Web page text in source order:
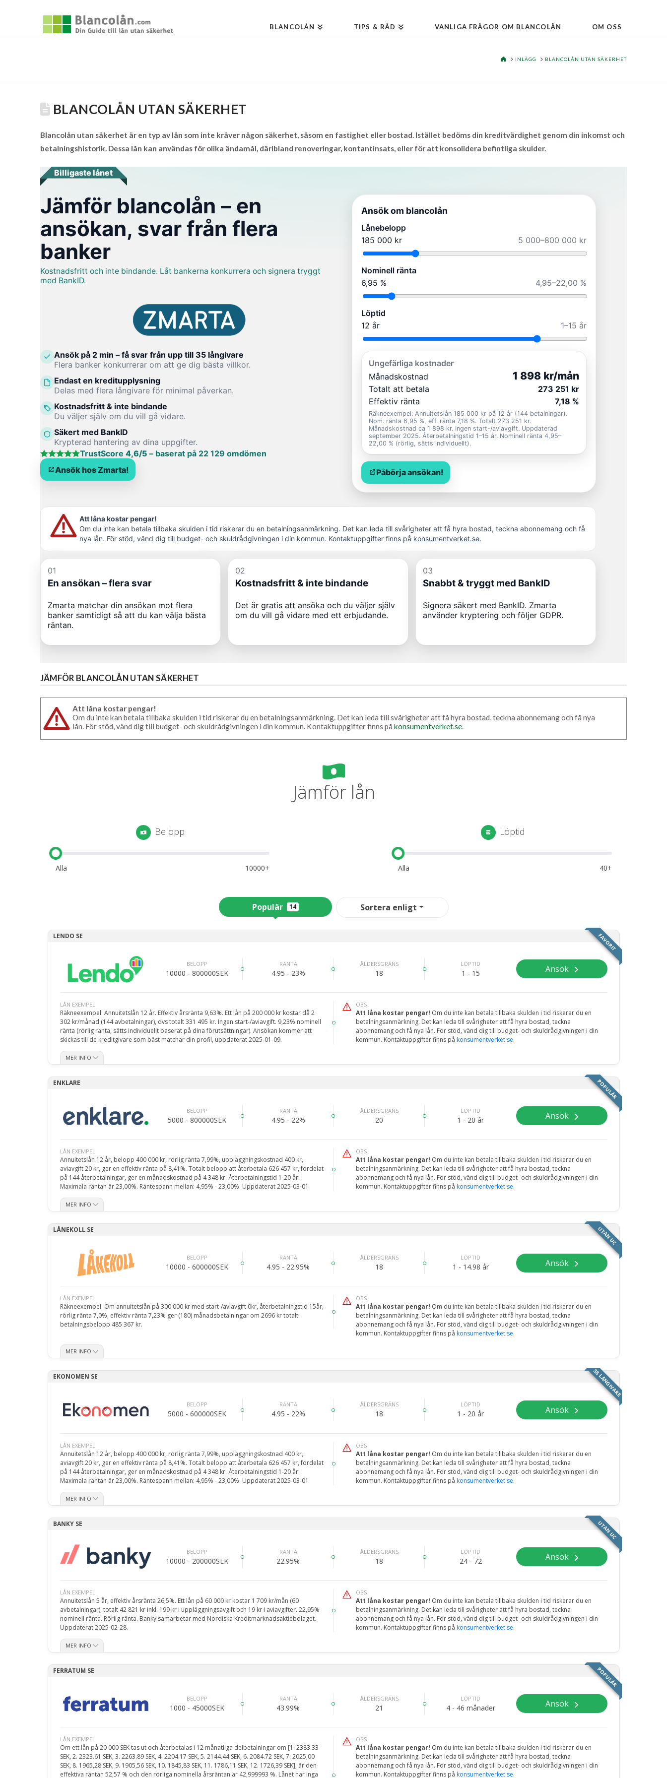
BLANCOLÅN TIPS & RÅD VANLIGA FRÅGOR OM BLANCOLÅN OM OSS
HOMEINLÄGG BLANCOLÅN UTAN SÄKERHET
BLANCOLÅN UTAN SÄKERHET
Blancolån utan säkerhet är en typ av lån som inte kräver någon säkerhet, såsom en fastighet eller bostad. Istället bedöms din kreditvärdighet genom din inkomst och
betalningshistorik. Dessa lån kan användas för olika ändamål, däribland renoveringar, kontantinsats, eller för att konsolidera befintliga skulder.
JÄMFÖR BLANCOLÅN UTAN SÄKERHET
Att låna kostar pengar!
Om du inte kan betala tillbaka skulden i tid riskerar du en betalningsanmärkning. Det kan leda till svårigheter att få hyra bostad, teckna abonnemang och få nya
lån. För stöd, vänd dig till budget- och skuldrådgivningen i din kommun. Kontaktuppgifter finns på konsumentverket.se.